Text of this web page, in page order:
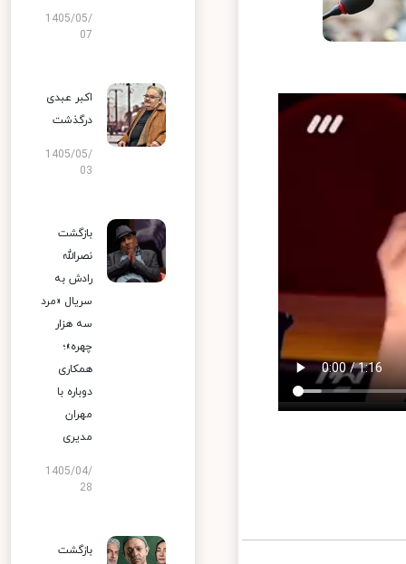
1405/05/
07
اکبر عبدی
درگذشت
1405/05/
03
بازگشت
نصرالله
رادش به
سریال «مرد
سه هزار
چهره»؛
همکاری
دوباره با
مهران
مدیری
1405/04/
28
بازگشت